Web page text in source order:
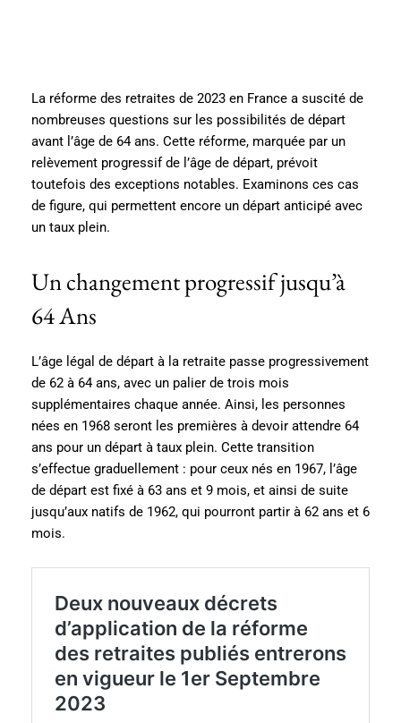
La réforme des retraites de 2023 en France a suscité de
nombreuses questions sur les possibilités de départ
avant l’âge de 64 ans. Cette réforme, marquée par un
relèvement progressif de l’âge de départ, prévoit
toutefois des exceptions notables. Examinons ces cas
de figure, qui permettent encore un départ anticipé avec
un taux plein.
Un changement progressif jusqu’à
64 Ans
L’âge légal de départ à la retraite passe progressivement
de 62 à 64 ans, avec un palier de trois mois
supplémentaires chaque année. Ainsi, les personnes
nées en 1968 seront les premières à devoir attendre 64
ans pour un départ à taux plein. Cette transition
s’effectue graduellement : pour ceux nés en 1967, l’âge
de départ est fixé à 63 ans et 9 mois, et ainsi de suite
jusqu’aux natifs de 1962, qui pourront partir à 62 ans et 6
mois.